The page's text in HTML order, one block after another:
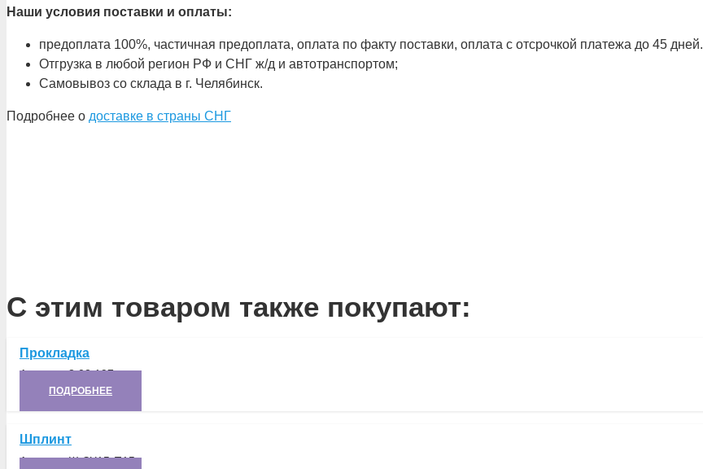
Наши условия поставки и оплаты:
предоплата 100%, частичная предоплата, оплата по факту поставки, оплата с отсрочкой платежа до 45 дней.
Отгрузка в любой регион РФ и СНГ ж/д и автотранспортом;
Самовывоз со склада в г. Челябинск.
Подробнее о доставке в страны СНГ
С этим товаром также покупают:
Прокладка
Артикул:8.02.197
ПОДРОБНЕЕ
Шплинт
Артикул:Ш-ЗХ15-П15